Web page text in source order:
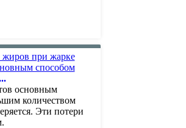
основным
количеством
Эти потери